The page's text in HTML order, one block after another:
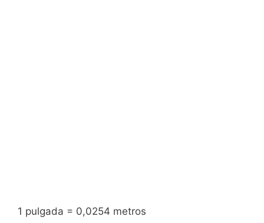
1 pulgada = 0,0254 metros